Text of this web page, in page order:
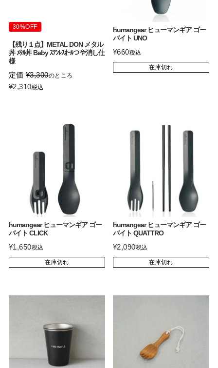
30%OFF
【残り１点】METAL DON メタル
丼 ﾒﾀﾙ丼 Baby ｽﾃﾝﾚｽｵｰﾙつや消し仕
様
定価 ¥3,300のところ
¥2,310税込
humangear ヒューマンギア ゴー
バイト UNO
¥660税込
在庫切れ
humangear ヒューマンギア ゴー
バイト CLICK
¥1,650税込
在庫切れ
humangear ヒューマンギア ゴー
バイト QUATTRO
¥2,090税込
在庫切れ